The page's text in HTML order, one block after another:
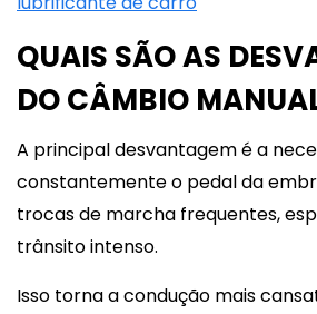
QUAIS SÃO AS
DO CÂMBIO
A principal desvantagem é a
constantemente o pedal da
trocas de marcha frequentes,
trânsito intenso.
Isso torna a condução mais